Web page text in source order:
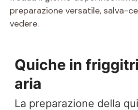
preparazione versatile, salva-
vedere.
Quiche in
aria
La preparazione della